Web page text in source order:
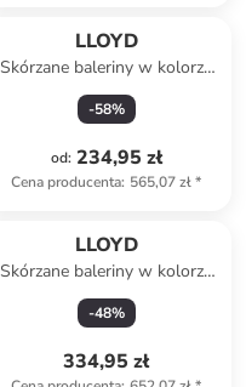
LLOYD
Skórzane baleriny w kolorze
czarnym
-58%
od: 234,95 zł
Cena producenta: 565,07 zł*
LLOYD
Skórzane baleriny w kolorze
kremowo-czarnym
-48%
334,95 zł